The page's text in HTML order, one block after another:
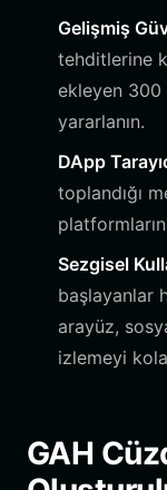
Gelişmiş
tehditlerine
ekleyen 300
yararlanın.
DApp
toplandığı
Sezgisel
başlayanlar
arayüz,
izlemeyi
GAH